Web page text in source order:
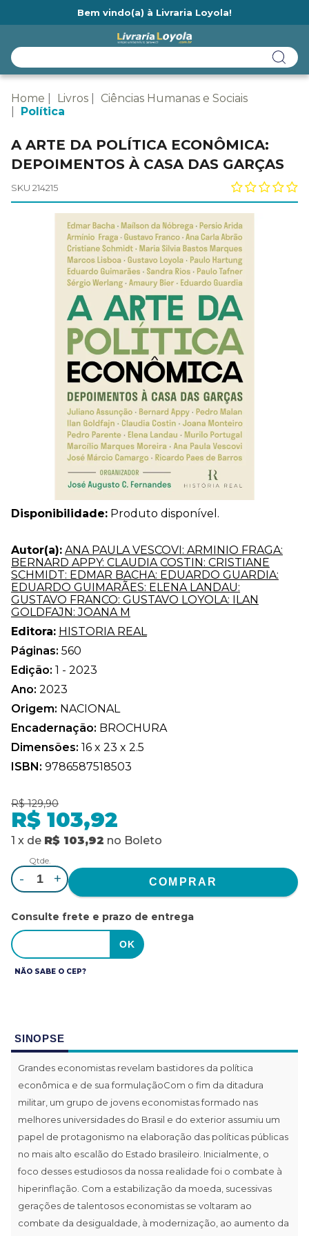
Bem vindo(a) à Livraria Loyola!
Home Livros
Ciências Humanas e Sociais
Política
A ARTE DA POLÍTICA ECONÔMICA:
DEPOIMENTOS À CASA DAS GARÇAS
SKU 214215
Disponibilidade: Produto disponível.
Autor(a): ANA PAULA VESCOVI: ARMINIO FRAGA:
BERNARD APPY: CLAUDIA COSTIN: CRISTIANE
SCHMIDT: EDMAR BACHA: EDUARDO GUARDIA:
EDUARDO GUIMARÃES: ELENA LANDAU:
GUSTAVO FRANCO: GUSTAVO LOYOLA: ILAN
GOLDFAJN: JOANA M
Editora: HISTORIA REAL
Páginas: 560
Edição: 1 - 2023
Ano: 2023
Origem: NACIONAL
Encadernação: BROCHURA
Dimensões: 16 x 23 x 2.5
ISBN: 9786587518503
R$ 129,90
R$ 103,92
1 x de R$ 103,92 no Boleto
Qtde.
- +
Consulte frete e prazo de entrega
NÃO SABE O CEP?
SINOPSE
Grandes economistas revelam bastidores da política
econômica e de sua formulaçãoCom o fim da ditadura
militar, um grupo de jovens economistas formado nas
melhores universidades do Brasil e do exterior assumiu um
papel de protagonismo na elaboração das políticas públicas
no mais alto escalão do Estado brasileiro. Inicialmente, o
foco desses estudiosos da nossa realidade foi o combate à
hiperinflação. Com a estabilização da moeda, sucessivas
gerações de talentosos economistas se voltaram ao
combate da desigualdade, à modernização, ao aumento da